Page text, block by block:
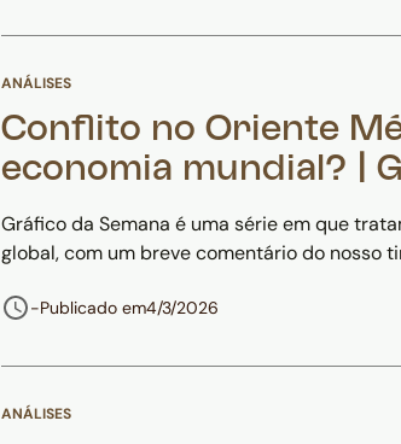
ANÁLISES
Conflito no Oriente
economia mundial? |
Gráfico da Semana é uma série em que
global, com um breve comentário do nosso
-Publicado em4/3/2026
ANÁLISES